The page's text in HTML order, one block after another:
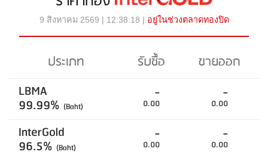
9 สิงหาคม 2569 | 12:38:18 | อยู่ในช่วงตลาดทองปิด
ประเภท รับซื้อ
ขายออก
LBMA
99.99% (Baht)
-
0.00
-
0.00
InterGold
96.5% (Baht)
-
0.00
-
0.00